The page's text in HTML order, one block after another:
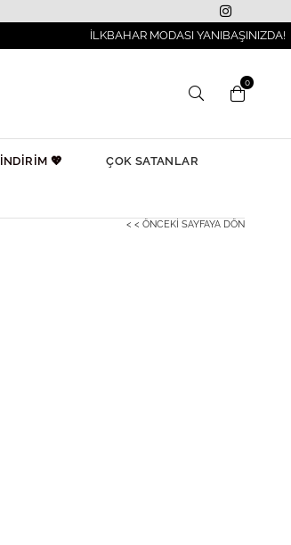
İLKBAHAR MODASI YANIBAŞINIZDA!
0
İNDİRİM 💖 ÇOK SATANLAR
< < ÖNCEKI SAYFAYA DÖN